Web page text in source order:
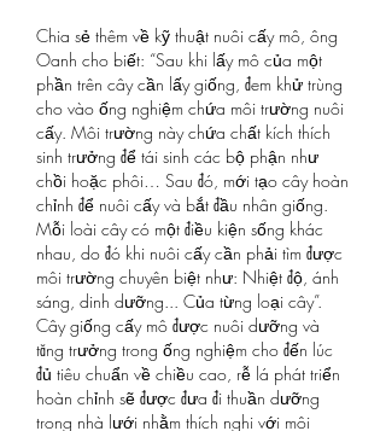
Chia sẻ thêm về kỹ thuật nuôi cấy mô, ông
Oanh cho biết: “Sau khi lấy mô của một
phần trên cây cần lấy giống, đem khử trùng
cho vào ống nghiệm chứa môi trường nuôi
cấy. Môi trường này chứa chất kích thích
sinh trưởng để tái sinh các bộ phận như
chồi hoặc phôi… Sau đó, mới tạo cây hoàn
chỉnh để nuôi cấy và bắt đầu nhân giống.
Mỗi loài cây có một điều kiện sống khác
nhau, do đó khi nuôi cấy cần phải tìm được
môi trường chuyên biệt như: Nhiệt độ, ánh
sáng, dinh dưỡng... Của từng loại cây”.
Cây giống cấy mô được nuôi dưỡng và
tăng trưởng trong ống nghiệm cho đến lúc
đủ tiêu chuẩn về chiều cao, rễ lá phát triển
hoàn chỉnh sẽ được đưa đi thuần dưỡng
trong nhà lưới nhằm thích nghi với môi